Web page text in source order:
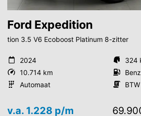
Ford Expedition
tion 3.5 V6 Ecoboost Platinum 8-zitter
2024
10.714 km
Automaat
324
BTW
v.a. 1.228 p/m